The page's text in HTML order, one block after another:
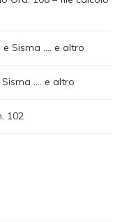
e Sisma …. e altro
…. e altro
102